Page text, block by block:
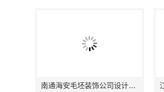
南通海安毛坯装饰公司设计南通宏域全宅装饰建材有限公司